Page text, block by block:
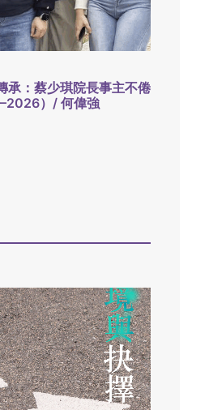
承：蔡少琪院長事主不倦
）/ 何偉強